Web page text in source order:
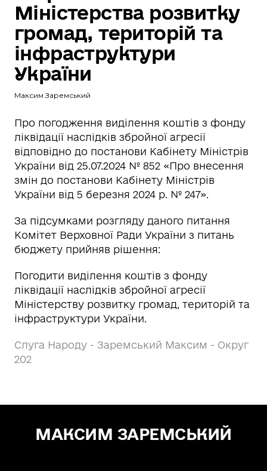
Міністерства розвитку
громад, територій та
інфраструктури
України
Максим Заремський
Про погодження виділення коштів з фонду
ліквідації наслідків збройної агресії
відповідно до постанови Кабінету Міністрів
України від 25.07.2024 № 852 «Про внесення
змін до постанови Кабінету Міністрів
України від 5 березня 2024 р. № 247».
За підсумками розгляду даного питання
Комітет Верховної Ради України з питань
бюджету прийняв рішення:
Погодити виділення коштів з фонду
ліквідації наслідків збройної агресії
Міністерству розвитку громад, територій та
інфраструктури України.
Слуга Народу - Заремський Максим - Округ
202
МАКСИМ ЗАРЕМСЬКИЙ